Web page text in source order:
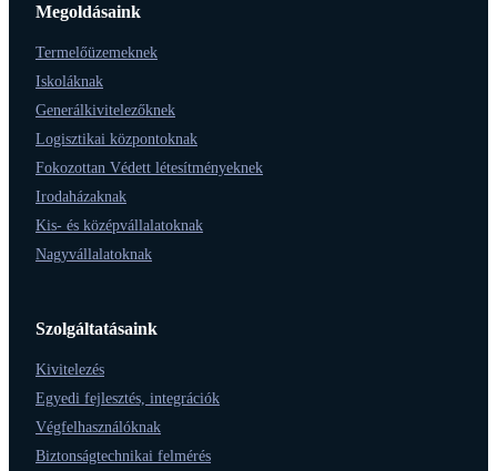
Megoldásaink
Termelőüzemeknek
Iskoláknak
Generálkivitelezőknek
Logisztikai központoknak
Fokozottan Védett létesítményeknek
Irodaházaknak
Kis- és középvállalatoknak
Nagyvállalatoknak
Szolgáltatásaink
Kivitelezés
Egyedi fejlesztés, integrációk
Végfelhasználóknak
Biztonságtechnikai felmérés